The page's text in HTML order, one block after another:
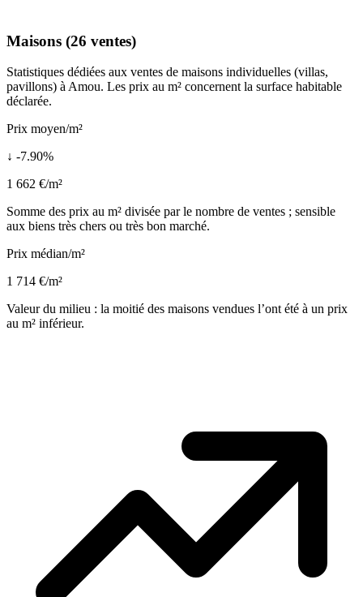
Maisons (26 ventes)
Statistiques dédiées aux ventes de maisons individuelles (villas,
pavillons) à Amou. Les prix au m² concernent la surface habitable
déclarée.
Prix moyen/m²
↓ -7.90%
1 662 €/m²
Somme des prix au m² divisée par le nombre de ventes ; sensible
aux biens très chers ou très bon marché.
Prix médian/m²
1 714 €/m²
Valeur du milieu : la moitié des maisons vendues l’ont été à un prix
au m² inférieur.